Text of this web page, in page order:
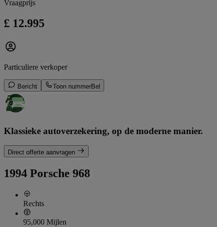
Vraagprijs
£ 12.995
Particuliere verkoper
Bericht Toon nummerBel
Klassieke autoverzekering, op de moderne manier.
Direct offerte aanvragen
1994 Porsche 968
Rechts
95,000 Mijlen